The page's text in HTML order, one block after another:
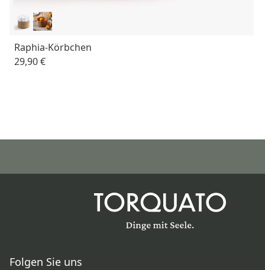
Raphia-Körbchen
29,90 €
Folgen Sie uns